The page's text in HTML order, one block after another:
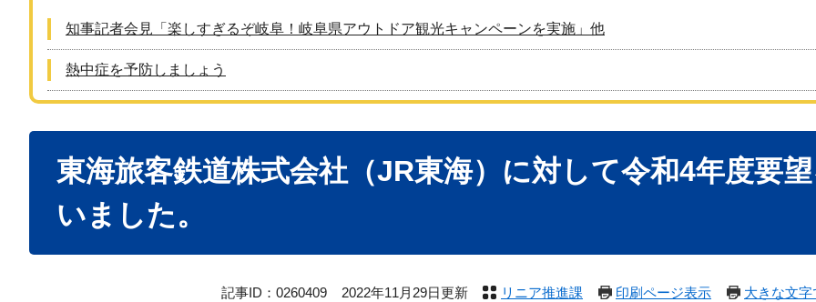
知事記者会見「楽しすぎるぞ岐阜！岐阜県アウトドア観光キャンペーンを実施」他
熱中症を予防しましょう
東海旅客鉄道株式会社（JR東海）に対して令和4年度要
いました。
記事ID：0260409 2022年11月29日更新 リニア推進課 印刷ページ表示 大きな文